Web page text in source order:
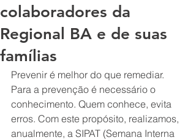
colaboradores da
Regional BA e de suas
famílias
Prevenir é melhor do que remediar.
Para a prevenção é necessário o
conhecimento. Quem conhece, evita
erros. Com este propósito, realizamos,
anualmente, a SIPAT (Semana Interna